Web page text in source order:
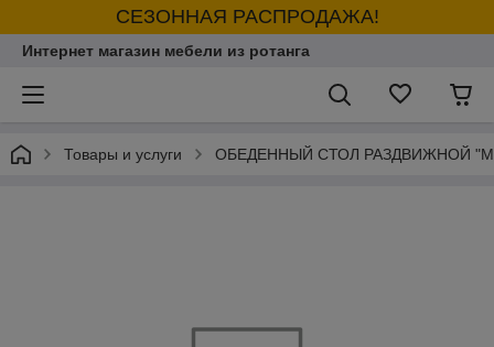
СЕЗОННАЯ РАСПРОДАЖА!
Интернет магазин мебели из ротанга
Товары и услуги ОБЕДЕННЫЙ СТОЛ РАЗДВИЖНОЙ